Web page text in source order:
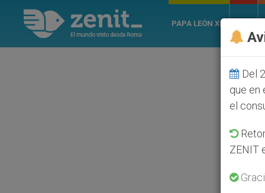
PAPA LEÓN XIV
Del
que en
el
ZENIT